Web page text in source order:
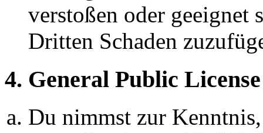
verstoßen oder geeignet
Dritten Schaden
4. General Public License
Du nimmst zur